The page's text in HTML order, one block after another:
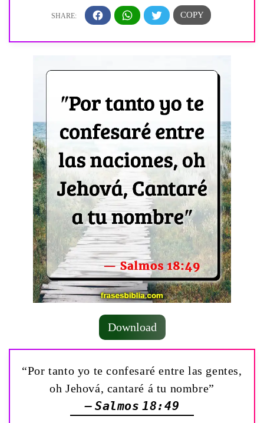
Download
“Por tanto yo te confesaré entre las gentes,
oh Jehová, cantaré á tu nombre”
— Salmos 18:49